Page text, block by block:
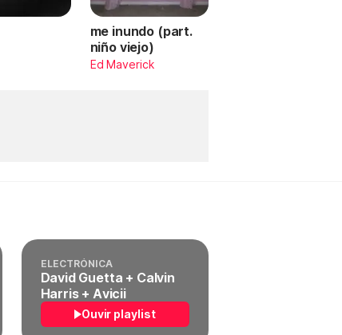
me inundo (part.
niño viejo)
Ed Maverick
ELECTRÓNICA
David Guetta + Calvin
Harris + Avicii
Ouvir playlist